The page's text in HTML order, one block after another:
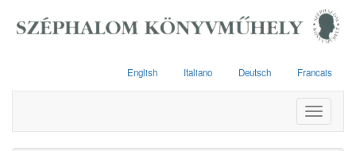
English Italiano Deutsch Francais
Toggle